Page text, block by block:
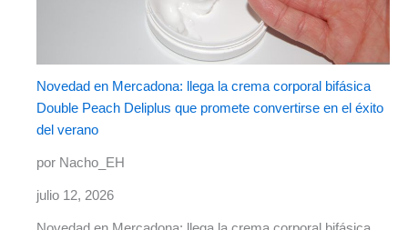
Novedad en Mercadona: llega la crema corporal bifásica
Double Peach Deliplus que promete convertirse en el éxito
del verano
por Nacho_EH
julio 12, 2026